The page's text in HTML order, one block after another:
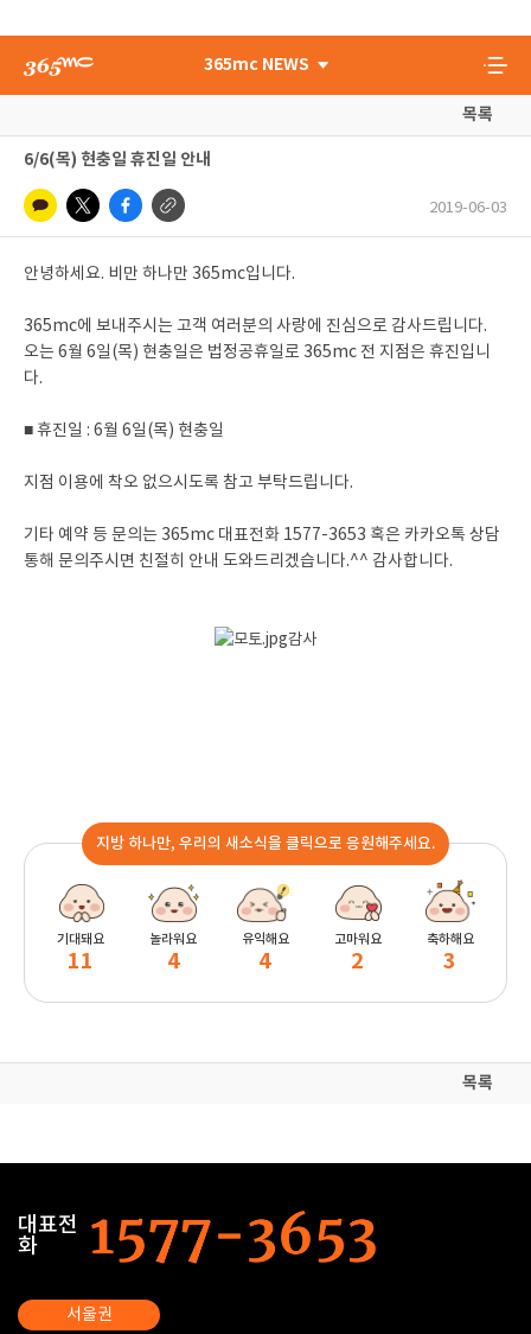
365mc NEWS
목록
6/6(목) 현충일 휴진일 안내
2019-06-03
안녕하세요. 비만 하나만 365mc입니다.
365mc에 보내주시는 고객 여러분의 사랑에 진심으로 감사드립니다.
오는 6월 6일(목) 현충일은 법정공휴일로 365mc 전 지점은 휴진입니
다.
■ 휴진일 : 6월 6일(목) 현충일
지점 이용에 착오 없으시도록 참고 부탁드립니다.
기타 예약 등 문의는 365mc 대표전화 1577-3653 혹은 카카오톡 상담
통해 문의주시면 친절히 안내 도와드리겠습니다.^^ 감사합니다.
감사
지방 하나만, 우리의 새소식을 클릭으로 응원해주세요.
기대돼요
11
놀라워요
4
유익해요
4
고마워요
2
축하해요
3
목록
대표전
화